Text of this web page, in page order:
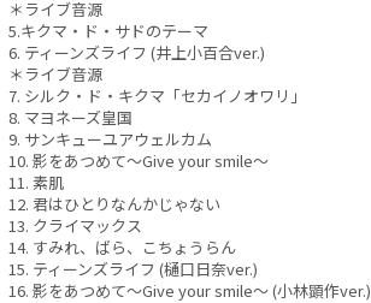
＊ライブ音源
5.キクマ・ド・サドのテーマ
6. ティーンズライフ (井上小百合ver.)
＊ライブ音源
7. シルク・ド・キクマ「セカイノオワリ」
8. マヨネーズ皇国
9. サンキューユアウェルカム
10. 影をあつめて～Give your smile～
11. 素肌
12. 君はひとりなんかじゃない
13. クライマックス
14. すみれ、ばら、こちょうらん
15. ティーンズライフ (樋口日奈ver.)
16. 影をあつめて～Give your smile～ (小林顕作ver.)